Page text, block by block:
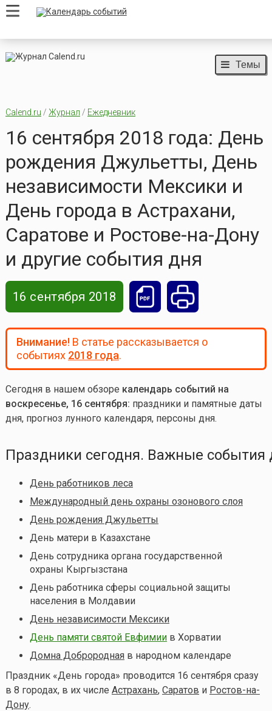
Темы
Calend.ru / Журнал / Ежедневник
16 сентября 2018 года: День
рождения Джульетты, День
независимости Мексики и
День города в Астрахани,
Саратове и Ростове-на-Дону
и другие события дня
16 сентября 2018
Внимание!В статье рассказывается о
событиях 2018 года.
Сегодня в нашем обзоре календарь событий на
воскресенье, 16 сентября: праздники и памятные даты
дня, прогноз лунного календаря, персоны дня.
Праздники сегодня. Важные события
День работников леса
Международный день охраны озонового слоя
День рождения Джульетты
День матери в Казахстане
День сотрудника органа государственной
охраны Кыргызстана
День работника сферы социальной защиты
населения в Молдавии
День независимости Мексики
День памяти святой Евфимиив Хорватии
Домна Добророднаяв народном календаре
Праздник «День города» проводится 16 сентября сразу
в 8 городах, в их числе Астрахань, Саратов и Ростов-на-
Дону.